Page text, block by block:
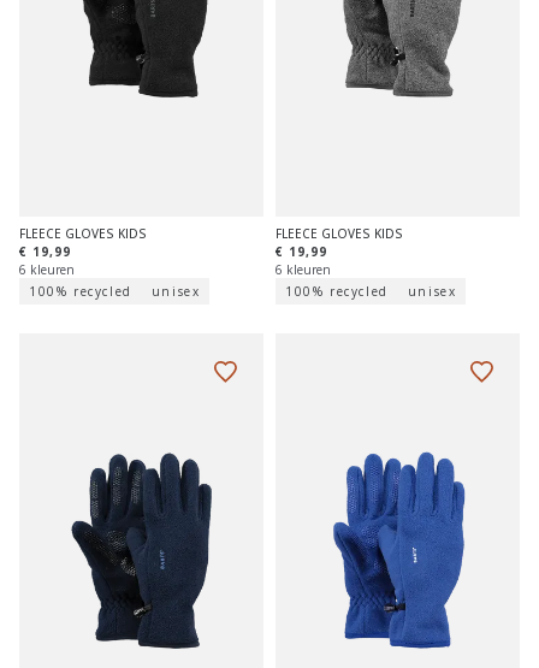
FLEECE GLOVES KIDS
€ 19,99
6 kleuren
100% recycled
unisex
FLEECE GLOVES KIDS
€ 19,99
6 kleuren
100% recycled
unisex